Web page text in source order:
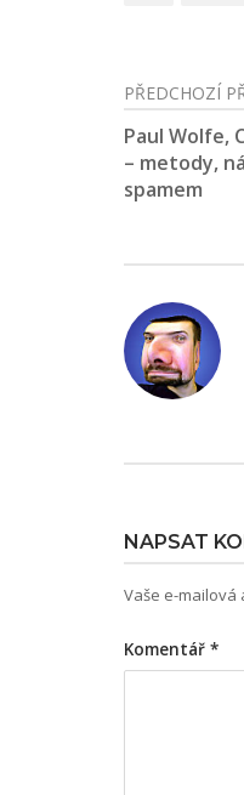
pro
PŘEDCHOZÍ
Paul Wolfe,
– metody,
spamem
NAPSAT
Vaše e-
Komentář *